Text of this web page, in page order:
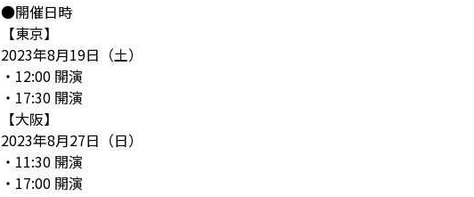
●開催日時
【東京】
2023年8月19日（土）
・12:00 開演
・17:30 開演
【大阪】
2023年8月27日（日）
・11:30 開演
・17:00 開演